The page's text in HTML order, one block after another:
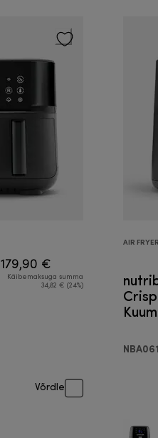
179,90 €
Käibemaksuga summa
34,82 € (24%)
Võrdle
AIR FRYER